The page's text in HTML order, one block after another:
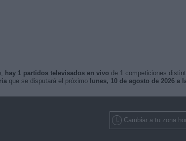
hay 1 partidos televisados en vivo de 1 competiciones
que se disputará el próximo lunes, 10 de agosto de 2026 a
Cambiar a tu zona